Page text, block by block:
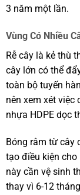
3 năm một lần.
Vùng Có Nhiều
Rễ cây là kẻ thù
cây lớn có thể
toàn bộ tuyến
nên xem xét việc
nhựa HDPE dọc
Bóng râm từ cây
tạo điều kiện
này cần vệ sinh
thay vì 6-12